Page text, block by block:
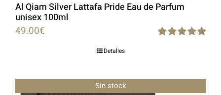
Al Qiam Silver Lattafa Pride Eau de Parfum
unisex 100ml
49.00€
Detalles
Sin stock